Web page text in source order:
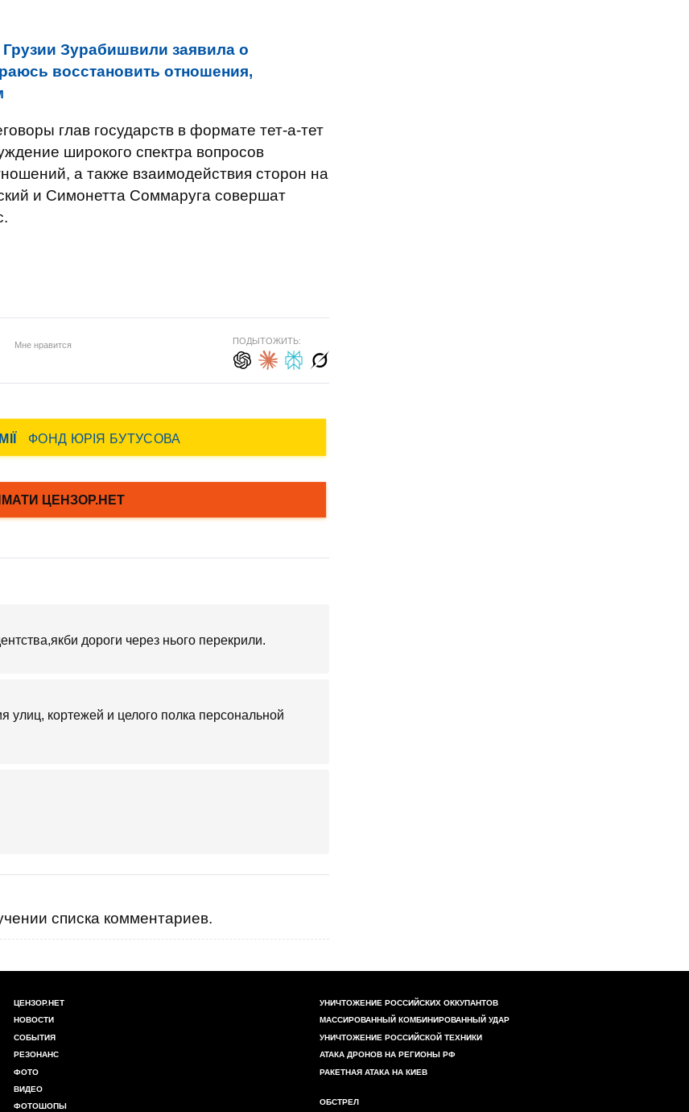
Грузии Зурабишвили заявила о
восстановить отношения,
глав государств в формате тет-а-тет
широкого спектра вопросов
а также взаимодействия сторон на
и Симонетта Соммаруга совершат
Мне нравится ПОДЫТОЖИТЬ:
дороги через нього перекрили.
улиц, кортежей и целого полка персональной
списка комментариев.
ЦЕНЗОР.НЕТ
НОВОСТИ
СОБЫТИЯ
РЕЗОНАНС
ФОТО
ВИДЕО
ФОТОШОПЫ
УНИЧТОЖЕНИЕ РОССИЙСКИХ ОККУПАНТОВ
МАССИРОВАННЫЙ КОМБИНИРОВАННЫЙ УДАР
УНИЧТОЖЕНИЕ РОССИЙСКОЙ ТЕХНИКИ
АТАКА ДРОНОВ НА РЕГИОНЫ РФ
РАКЕТНАЯ АТАКА НА КИЕВ
ОБСТРЕЛ